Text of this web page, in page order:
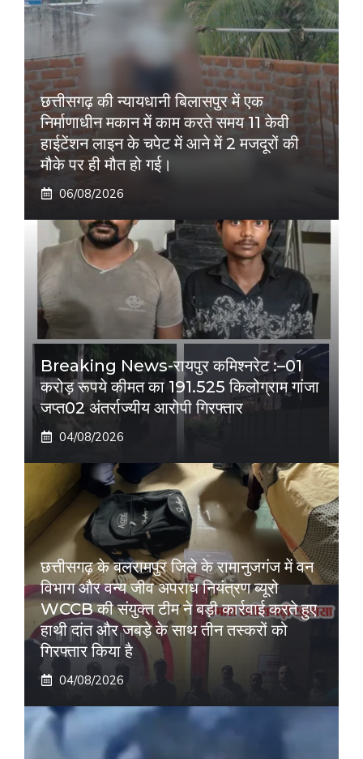
छत्तीसगढ़ की न्यायधानी बिलासपुर में एक
निर्माणाधीन मकान में काम करते समय 11 केवी
हाईटेंशन लाइन के चपेट में आने में 2 मजदूरों की
मौके पर ही मौत हो गई।
06/08/2026
Breaking News-रायपुर कमिश्नरेट :–01
करोड़ रूपये कीमत का 191.525 किलोग्राम गांजा
जप्त02 अंतर्राज्यीय आरोपी गिरफ्तार
04/08/2026
छत्तीसगढ़ के बलरामपुर जिले के रामानुजगंज में वन
विभाग और वन्य जीव अपराध नियंत्रण ब्यूरो
WCCB की संयुक्त टीम ने बड़ी कार्रवाई करते हुए
हाथी दांत और जबड़े के साथ तीन तस्करों को
गिरफ्तार किया है
04/08/2026